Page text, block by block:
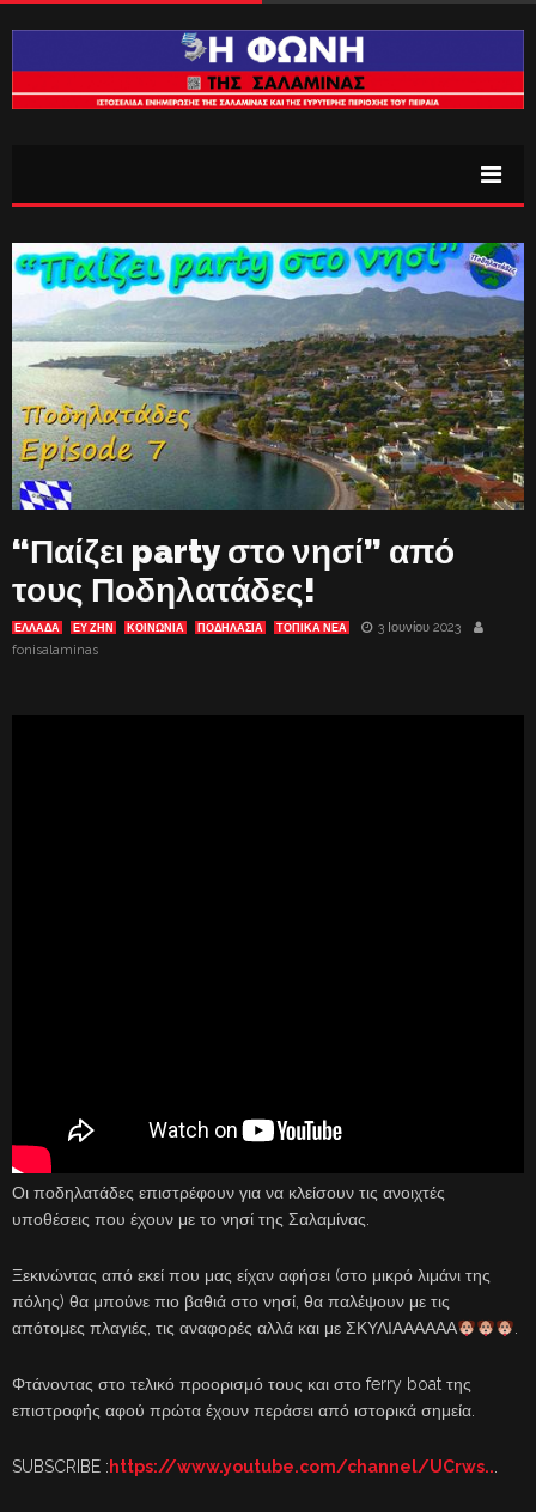
“Παίζει party στο νησί” από
τους Ποδηλατάδες!
ΕΛΛΑΔΑ ΕΥ ΖΗΝ ΚΟΙΝΩΝΙΑ ΠΟΔΗΛΑΣΙΑ ΤΟΠΙΚΑ ΝΕΑ
3 Ιουνίου 2023
fonisalaminas
Οι ποδηλατάδες επιστρέφουν για να κλείσουν τις ανοιχτές
υποθέσεις που έχουν με το νησί της Σαλαμίνας.
Ξεκινώντας από εκεί που μας είχαν αφήσει (στο μικρό λιμάνι της
πόλης) θα μπούνε πιο βαθιά στο νησί, θα παλέψουν με τις
απότομες πλαγιές, τις αναφορές αλλά και με ΣΚΥΛΙΑΑΑΑΑΑ
.
Φτάνοντας στο τελικό προορισμό τους και στο ferry boat της
επιστροφής αφού πρώτα έχουν περάσει από ιστορικά σημεία.
SUBSCRIBE : https://www.youtube.com/channel/UCrws...